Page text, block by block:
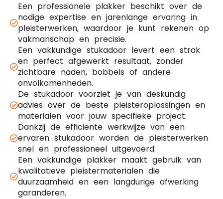
Een professionele plakker beschikt over de
nodige expertise en jarenlange ervaring in
pleisterwerken, waardoor je kunt rekenen op
vakmanschap en precisie.
Een vakkundige stukadoor levert een strak
en perfect afgewerkt resultaat, zonder
zichtbare naden, bobbels of andere
onvolkomenheden.
De stukadoor voorziet je van deskundig
advies over de beste pleisteroplossingen en
materialen voor jouw specifieke project.
Dankzij de efficiënte werkwijze van een
ervaren stukadoor worden de pleisterwerken
snel en professioneel uitgevoerd.
Een vakkundige plakker maakt gebruik van
kwalitatieve pleistermaterialen die
duurzaamheid en een langdurige afwerking
garanderen.